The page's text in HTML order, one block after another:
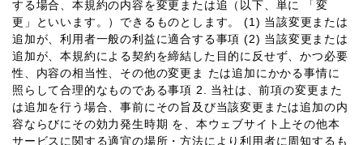
する場合、本規約の内容を変更または追（以下、単に 「変
更」といいます。）できるものとします。 (1) 当該変更または
追加が、利⽤者⼀般の利益に適合する事項 (2) 当該変更または
追加が、本規約による契約を締結した⽬的に反せず、かつ必要
性、内容の相当性、その他の変更ま たは追加にかかる事情に
照らして合理的なものである事項 2. 当社は、前項の変更また
は追加を⾏う場合、事前にその旨及び当該変更または追加の内
容ならびにその効⼒発⽣時期 を、本ウェブサイト上その他本
サービスに関する適宜の場所・⽅法により利⽤者に周知するも